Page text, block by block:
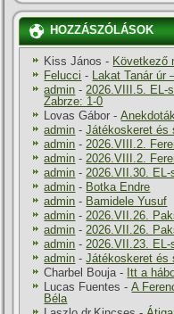
HOZZÁSZÓLÁSOK
Kiss János - Következő
Felucci - Lakat Tanár úr
admin -2026.VIII.5. EL-
Zabrze: 1-0
Lovas Gábor -
admin -Játékoskeret és
admin -2026.VIII.2.
admin -2026.VIII.2.
admin -2026.VII.30. EL-
admin - Botka Endre
admin - Bamidele Yusuf
admin -2026.VII.26.
admin -2026.VII.26.
admin -2026.VII.23. EL-
admin -Játékoskeret és
Charbel Bouja- Itt a
Lucas Fuentes -A
Béla